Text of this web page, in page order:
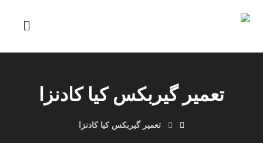
تعمیر گیربکس کیا کادنزا
تعمیر گیربکس کیا کادنزا